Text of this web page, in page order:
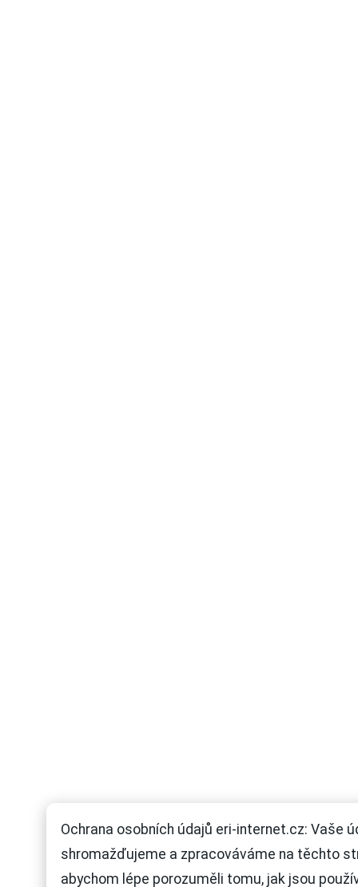
Ochrana osobních údajů eri-internet.cz: Vaše
shromažďujeme a zpracováváme na těchto
abychom lépe porozuměli tomu, jak jsou